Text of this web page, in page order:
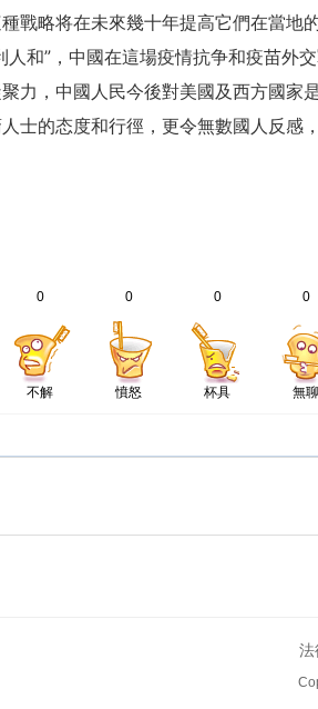
戰略将在未來幾十年提高它們在當地
人和”，中國在這場疫情抗争和疫苗外
力，中國人民今後對美國及西方國家
士的态度和行徑，更令無數國人反感
0
不解
0
憤怒
0
杯具
0
無聊
法